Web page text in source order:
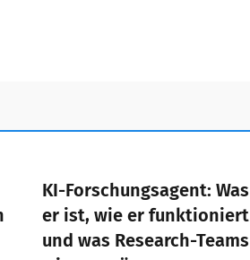
KI-Forschungsagent: Was
er ist, wie er funktioniert
und was Research-Teams